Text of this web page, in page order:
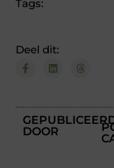
Tags:
Deel dit:
DOOR